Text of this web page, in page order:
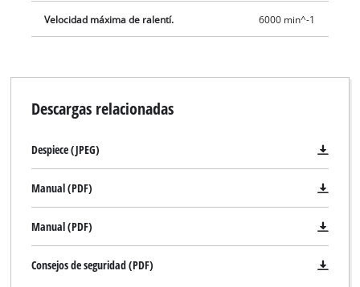
Velocidad máxima de ralentí. 6000 min^-1
Descargas relacionadas
Despiece (JPEG)
Manual (PDF)
Manual (PDF)
Consejos de seguridad (PDF)